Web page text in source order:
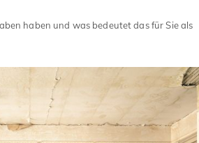
haben und was bedeutet das für Sie als